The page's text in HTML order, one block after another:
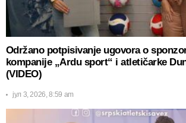
Održano potpisivanje ugovora o
kompanije „Ardu sport“ i atletičarke
(VIDEO)
јул 3, 2026, 8:59 am